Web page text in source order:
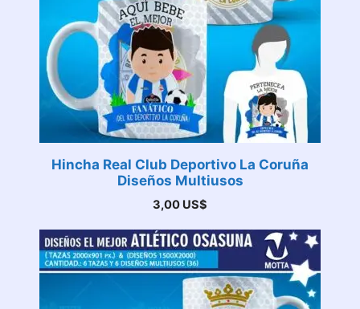
Hincha Real Club Deportivo La Coruña
Diseños Multiusos
3,00 US$